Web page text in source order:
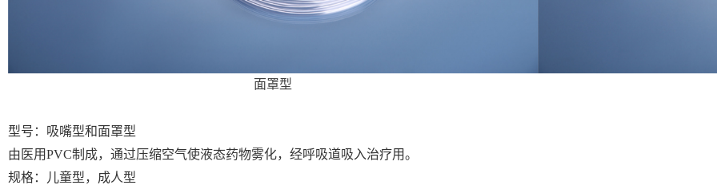
面罩型
型号：吸嘴型和面罩型
由医用PVC制成，通过压缩空气使液态药物雾化，经呼吸道吸入治疗用。
规格：儿童型，成人型